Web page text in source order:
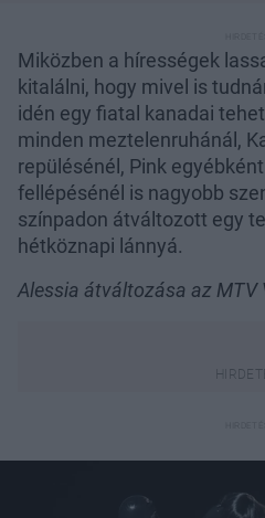
Miközben a hírességek
kitalálni, hogy mivel is
idén egy fiatal kanadai
minden meztelenruhánál,
repülésénél, Pink
fellépésénél is nagyobb
színpadon átváltozott egy
hétköznapi lánnyá.
Alessia átváltozása az MTV